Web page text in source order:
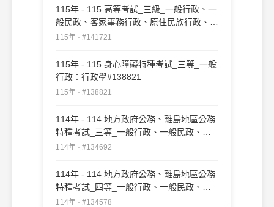
115年 - 115 高等考試_三級_一般行政、一
般民政、客家事務行政、原住民族行政、人
事行政、法律廉政：行政學#141721
115年 · #141721
115年 - 115 身心障礙特種考試_三等_一般
行政：行政學#138821
115年 · #138821
114年 - 114 地方政府公務、離島地區公務
特種考試_三等_一般行政、一般民政、原
住民族行政、人事行政、法律廉政：行政學
114年 · #134692
114年 - 114 地方政府公務、離島地區公務
特種考試_四等_一般行政、一般民政、客
家事務行政、人事行政：行政學概要
114年 · #134578